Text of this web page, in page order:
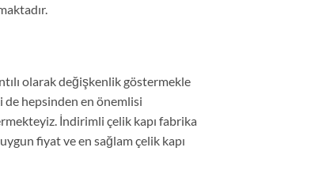
olarak değişkenlik göstermekle
hepsinden en önemlisi
İndirimli çelik kapı fabrika
fiyat ve en sağlam çelik kapı